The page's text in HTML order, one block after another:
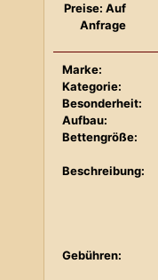
Preise: Auf
Anfrage
Marke:
Kategorie:
Besonderheit:
Aufbau:
Bettengröße:
Beschreibung:
Gebühren: